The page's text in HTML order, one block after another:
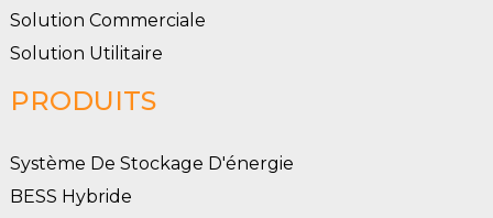
Solution Commerciale
Solution Utilitaire
PRODUITS
Système De Stockage D'énergie
BESS Hybride